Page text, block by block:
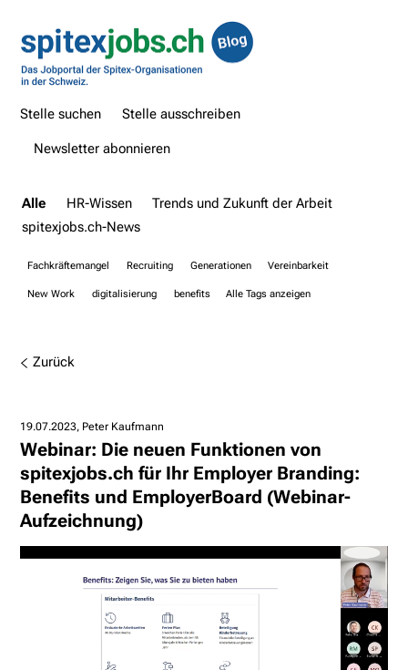
Stelle ausschreiben
Stelle suchen
Newsletter abonnieren
Alle HR-Wissen
Trends und Zukunft der Arbeit
spitexjobs.ch-News
Fachkräftemangel Recruiting Generationen Vereinbarkeit
New Work digitalisierung benefits Alle Tags anzeigen
Zurück
19.07.2023 Peter Kaufmann
Webinar: Die neuen Funktionen von
spitexjobs.ch für Ihr Employer Branding:
Benefits und EmployerBoard (Webinar-
Aufzeichnung)